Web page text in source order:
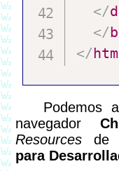
</
</
</
Podemos analizar el contenido con el
navegador
Resources de
para